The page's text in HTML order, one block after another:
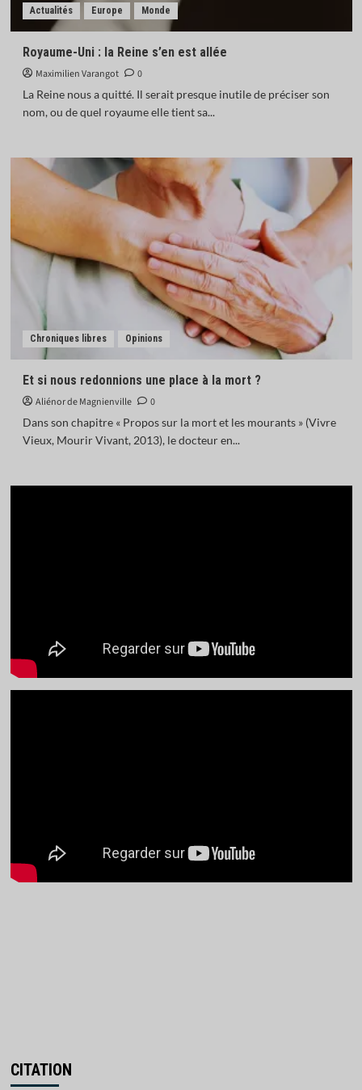
Actualités Europe Monde
Royaume-Uni : la Reine s’en est allée
Maximilien Varangot
0
La Reine nous a quitté. Il serait presque inutile de préciser son
nom, ou de quel royaume elle tient sa...
Chroniques libres Opinions
Et si nous redonnions une place à la mort ?
Aliénor de Magnienville
0
Dans son chapitre « Propos sur la mort et les mourants » (Vivre
Vieux, Mourir Vivant, 2013), le docteur en...
CITATION